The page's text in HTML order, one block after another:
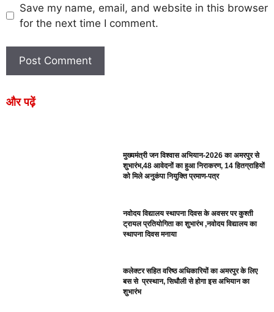
Save my name, email, and website in this browser
for the next time I comment.
और पढ़ें
मुख्यमंत्री जन विश्वास अभियान-2026 का अमरपुर से
शुभारंभ,48 आवेदनों का हुआ निराकरण, 14 हितग्राहियों
को मिले अनुकंपा नियुक्ति प्रमाण-पत्र
नवोदय विद्यालय स्थापना दिवस के अवसर पर कुश्ती
ट्रायल प्रतियोगिता का शुभारंभ ,नवोदय विद्यालय का
स्थापना दिवस मनाया
कलेक्टर सहित वरिष्ठ अधिकारियों का अमरपुर के लिए
बस से प्रस्थान, सिधौली से होगा इस अभियान का
शुभारंभ